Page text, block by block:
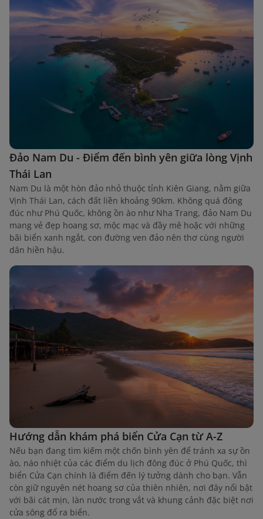
Đảo Nam Du - Điểm đến bình yên giữa lòng Vịnh
Thái Lan
Nam Du là một hòn đảo nhỏ thuộc tỉnh Kiên Giang, nằm giữa
Vịnh Thái Lan, cách đất liền khoảng 90km. Không quá đông
đúc như Phú Quốc, không ồn ào như Nha Trang, đảo Nam Du
mang vẻ đẹp hoang sơ, mộc mạc và đầy mê hoặc với những
bãi biển xanh ngắt, con đường ven đảo nên thơ cùng người
dân hiền hậu.
Hướng dẫn khám phá biển Cửa Cạn từ A-Z
Nếu bạn đang tìm kiếm một chốn bình yên để tránh xa sự ồn
ào, náo nhiệt của các điểm du lịch đông đúc ở Phú Quốc, thì
biển Cửa Cạn chính là điểm đến lý tưởng dành cho bạn. Vẫn
còn giữ nguyên nét hoang sơ của thiên nhiên, nơi đây nổi bật
với bãi cát mịn, làn nước trong vắt và khung cảnh đặc biệt nơi
cửa sông đổ ra biển.